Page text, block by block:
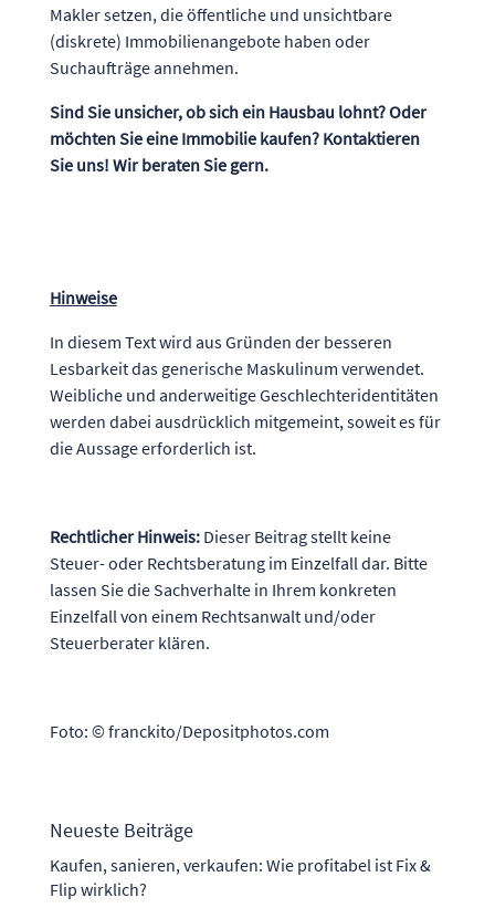
Makler setzen, die öffentliche und unsichtbare
(diskrete) Immobilienangebote haben oder
Suchaufträge annehmen.
Sind Sie unsicher, ob sich ein Hausbau lohnt? Oder
möchten Sie eine Immobilie kaufen? Kontaktieren
Sie uns! Wir beraten Sie gern.
Hinweise
In diesem Text wird aus Gründen der besseren
Lesbarkeit das generische Maskulinum verwendet.
Weibliche und anderweitige Geschlechteridentitäten
werden dabei ausdrücklich mitgemeint, soweit es für
die Aussage erforderlich ist.
Rechtlicher Hinweis:Dieser Beitrag stellt keine
Steuer- oder Rechtsberatung im Einzelfall dar. Bitte
lassen Sie die Sachverhalte in Ihrem konkreten
Einzelfall von einem Rechtsanwalt und/oder
Steuerberater klären.
Foto: © franckito/Depositphotos.com
Neueste Beiträge
Kaufen, sanieren, verkaufen: Wie profitabel ist Fix &
Flip wirklich?